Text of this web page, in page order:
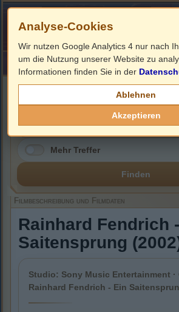
HOME ImpressumLinks
Filmbeschreibung, Cover &
Mehr Treffer
Finden
Filmbeschreibung und Filmdaten
Rainhard Fendrich
Saitensprung
Studio: Sony Music Entertainment
Rainhard Fendrich - Ein
Analyse-Cookies
Wir nutzen Google Analytics 4 nur nach
um die Nutzung unserer Website zu
Informationen finden Sie in der
Ablehnen
Akzeptieren